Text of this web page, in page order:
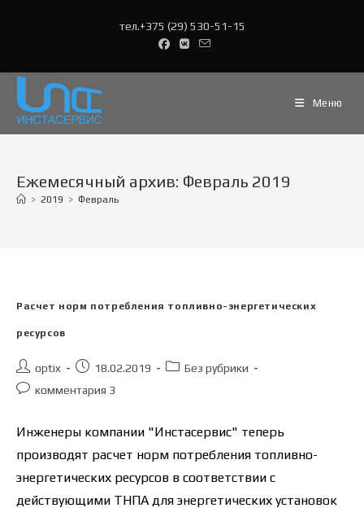
тел.+375 (29) 530-51-15
Меню
Ежемесячный архив: Февраль 2019
> 2019 > Февраль
Расчет норм потребления топливно-энергетических
ресурсов
Автор
записи:
optix
Запись18.02.2019
Рубрика
Без рубрики
Комментарии
комментария 3
Инженеры компании "Инстасервис" теперь
производят расчет норм потребления топливно-
энергетических ресурсов в соответствии с
действующими ТНПА для энергетических установок